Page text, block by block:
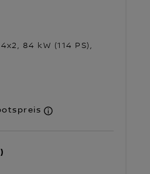
84 kW (114 PS),